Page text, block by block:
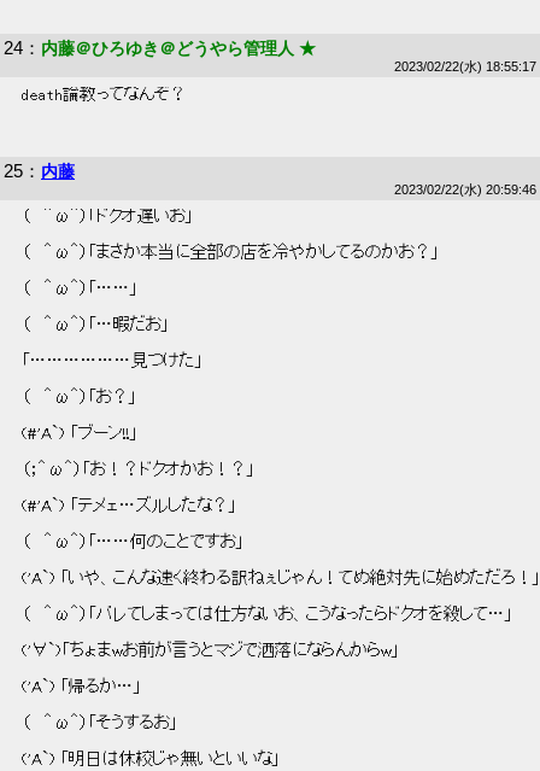
24 ： 内藤＠ひろゆき＠どうやら管理人 ★
2023/02/22(水) 18:55:17
death論教ってなんぞ？
25 ： 内藤
2023/02/22(水) 20:59:46
（   ＾ω＾）「ドクオ遅いお」
（   ＾ω＾）「まさか本当に全部の店を冷やかしてるのかお？」
（   ＾ω＾）「……」
（   ＾ω＾）「…暇だお」
「………………見つけた」
（   ＾ω＾）「お？」
(#'A`) 「ブーン‼︎」
（；＾ω＾）「お！？ドクオかお！？」
(#'A`) 「テメェ…ズルしたな？」
（   ＾ω＾）「……何のことですお」
('A`) 「いや、こんな速く終わる訳ねぇじゃん！てめ絶対先に始めただろ！
（   ＾ω＾）「バレてしまっては仕方ないお、こうなったらドクオを殺して…」
('∀`)「ちょまwお前が言うとマジで洒落にならんからw」
('A`) 「帰るか…」
（   ＾ω＾）「そうするお」
('A`) 「明日は休校じゃ無いといいな」